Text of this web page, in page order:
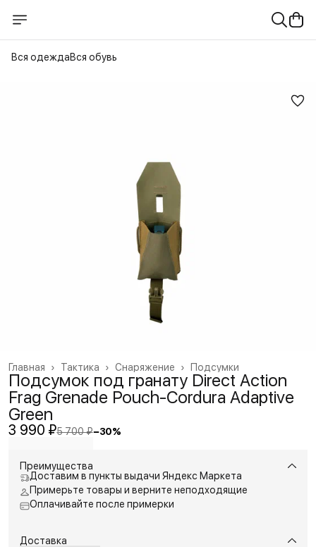
Вся одеждаВся обувь
Подсумки
Снаряжение ›
Тактика ›
Главная ›
Подсумок под гранату Direct Action
Frag Grenade Pouch-Cordura Adaptive
Green
3 990 ₽5 700 ₽−30%
Преимущества
Доставим в пункты выдачи Яндекс Маркета
Примерьте товары и верните неподходящие
Оплачивайте после примерки
Доставка